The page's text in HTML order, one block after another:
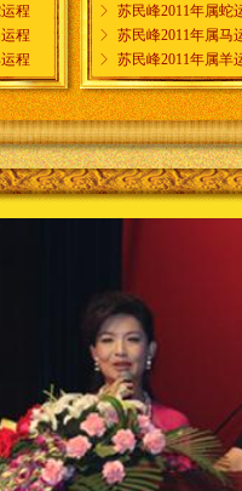
程
程
程
ꁕ 苏民峰2011年属蛇
ꁕ 苏民峰2011年属马
ꁕ 苏民峰2011年属羊